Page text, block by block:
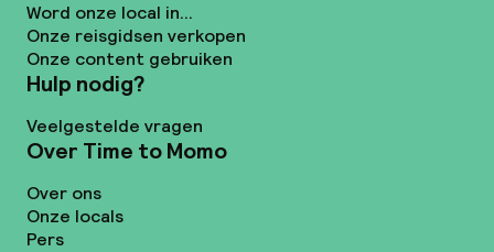
Word onze local in...
Onze reisgidsen verkopen
Onze content gebruiken
Hulp nodig?
Veelgestelde vragen
Over Time to Momo
Over ons
Onze locals
Pers